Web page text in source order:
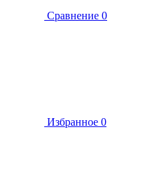
Сравнение 0
Избранное 0